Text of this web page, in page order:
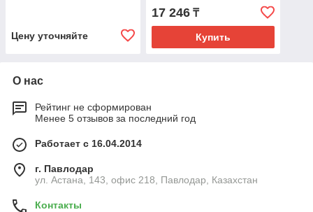
Цену уточняйте
17 246₸
Купить
О нас
Рейтинг не сформирован
Менее 5 отзывов за последний год
Работает с 16.04.2014
г. Павлодар
ул. Астана, 143, офис 218, Павлодар, Казахстан
Контакты